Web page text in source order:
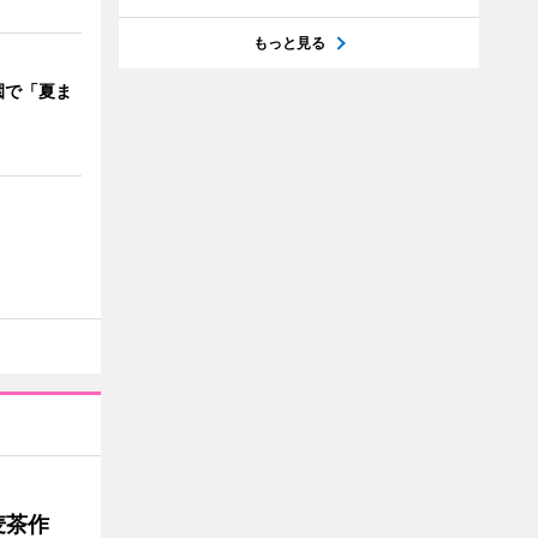
「夏ま
茶作
もっと見る